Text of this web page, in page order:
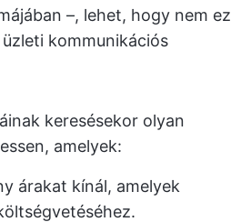
–, lehet, hogy nem ez
kommunikációs
keresésekor olyan
amelyek:
árakat kínál, amelyek